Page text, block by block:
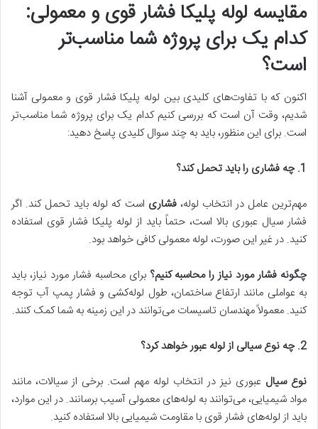
مقایسه لوله پلیکا فشار قوی و معمولی:
کدام یک برای پروژه شما مناسب‌تر
است؟
اکنون که با تفاوت‌های کلیدی بین لوله پلیکا فشار قوی و معمولی آشنا
شدیم، وقت آن است که بررسی کنیم کدام یک برای پروژه شما مناسب‌تر
است. برای این منظور، باید به چند سوال کلیدی پاسخ دهید:
1. چه فشاری را باید تحمل کند؟
مهم‌ترین عامل در انتخاب لوله،فشاری است که لوله باید تحمل کند. اگر
فشار سیال عبوری بالا است، حتماً باید از لوله پلیکا فشار قوی استفاده
کنید. در غیر این صورت، لوله معمولی کافی خواهد بود.
چگونه فشار مورد نیاز را محاسبه کنیم؟ برای محاسبه فشار مورد نیاز، باید
به عواملی مانند ارتفاع ساختمان، طول لوله‌کشی و فشار پمپ آب توجه
کنید. معمولاً مهندسان تاسیسات می‌توانند در این زمینه به شما کمک کنند.
2. چه نوع سیالی از لوله عبور خواهد کرد؟
نوع سیال عبوری نیز در انتخاب لوله مهم است. برخی از سیالات، مانند
مواد شیمیایی، می‌توانند به لوله‌های معمولی آسیب برسانند. در این موارد،
باید از لوله‌های فشار قوی با مقاومت شیمیایی بالا استفاده کنید.